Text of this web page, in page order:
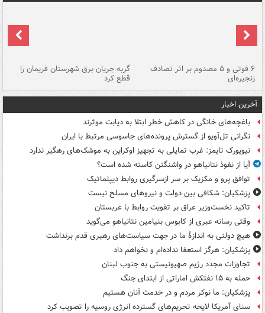
۶ فوتی و ۵ مصدوم بر اثر تصادف
زنجیره‌ای
گربه جریان برق شهرستان فریمان را
قطع کرد
آخرین اخبار
باغچه‌های خانگی در کاهش خطر ابتلا به دیابت موثرند
نگرانی تل‌آویو از گسترش پرونده‌های جاسوسی مرتبط با ایران
نیویورک تایمز: غرب تمایلی به تجهیز اوکراین به موشک‌های رهگیر ندارد
آیا از نفوذ نتانیاهو در واشنگتن کاسته شده است؟
توافق پرو و مکزیک بر سر ازسرگیری روابط دیپلماتیک
پزشکیان: شکافی بین دولت و نیروهای مسلح نیست
تاکید نخست‌وزیر عراق بر تقویت روابط با عربستان
وقتی رسانه عبری از کابوس بنیامین نتانیاهو می‌گوید
هیچ دولتی به اندازۀ ما در جهت سیاست‌های رهبری قدم برنداشت
پزشکیان: هرگز استعفا نداده‌ام و نخواهم داد
تجاوزات مجدد رژیم صهیونیستی به جنوب لبنان
حمله به ۱۵ نفتکش‌ اماراتی از ابتدای جنگ
پزشکیان: ما نوکر مردم و در خدمت آنان هستیم
سنای آمریکا لایحه تحریم‌های گسترده انرژی روسیه را تصویب کرد